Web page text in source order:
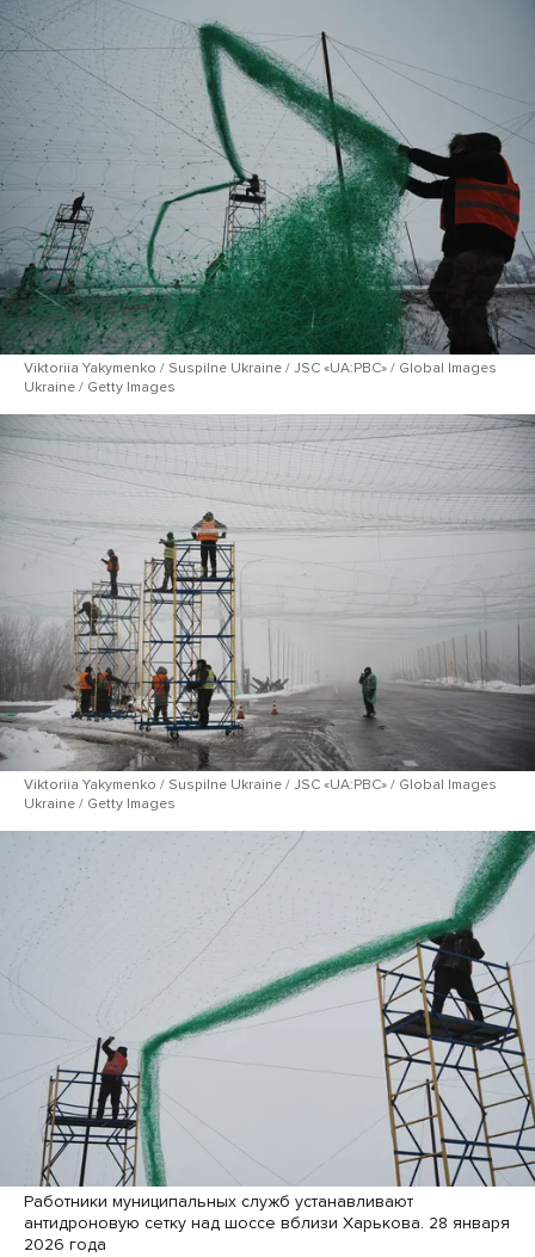
Viktoriia Yakymenko / Suspilne Ukraine / JSC «UA:PBC» / Global Images
Ukraine / Getty Images
Viktoriia Yakymenko / Suspilne Ukraine / JSC «UA:PBC» / Global Images
Ukraine / Getty Images
Работники муниципальных служб устанавливают
антидроновую сетку над шоссе вблизи Харькова. 28 января
2026 года